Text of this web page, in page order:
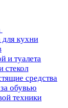
для кухни
и туалета
стекол
средства
обувью
техники